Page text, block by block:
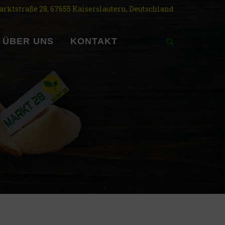
28, 67655 Kaiserslautern, Deutschland
ÜBER UNS KONTAKT